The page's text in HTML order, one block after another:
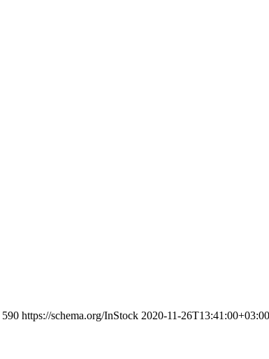
590 https://schema.org/InStock 2020-11-26T13:41:00+03:00